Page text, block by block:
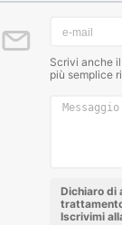
Scrivi anche
più semplice
Dichiaro di
Iscrivimi